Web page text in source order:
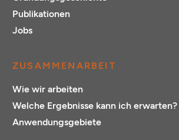
Publikationen
Jobs
ZUSAMMENARBEIT
Wie wir arbeiten
Welche Ergebnisse kann ich erwarten?
Anwendungsgebiete